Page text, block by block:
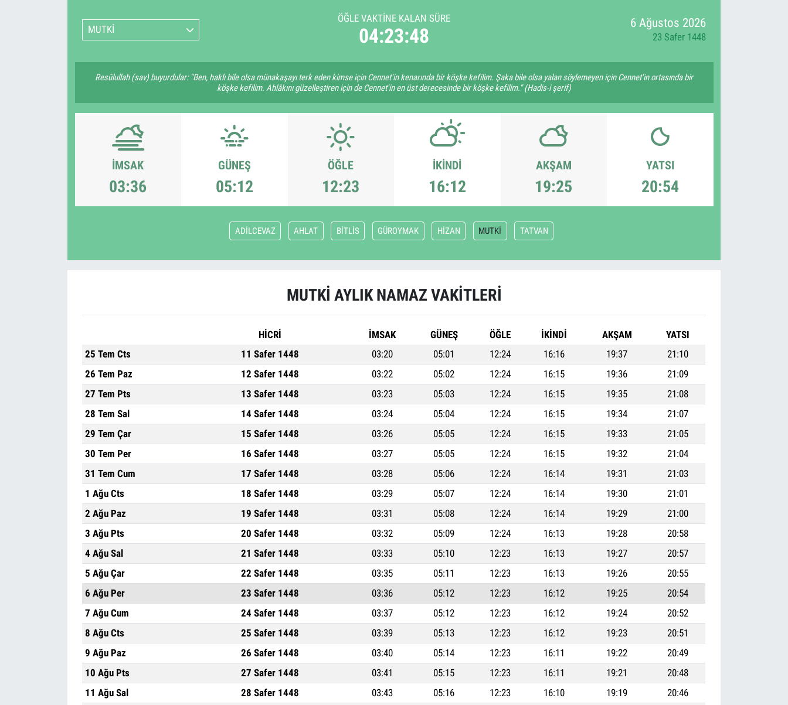
MUTKİ
ÖĞLE VAKTINE KALAN SÜRE
04:23:47
6 Ağustos 2026
23 Safer 1448
Resûlullah (sav) buyurdular: "Ben, haklı bile olsa münakaşayı terk eden kimse için Cennet'in kenarında bir köşke kefilim. Şaka bile olsa yalan söylemeyen için Cennet'in ortasında bir
köşke kefilim. Ahlâkını güzelleştiren için de Cennet'in en üst derecesinde bir köşke kefilim." (Hadis-i şerif)
İMSAK
03:36
GÜNEŞ
05:12
ÖĞLE
12:23
İKINDI
16:12
AKŞAM
19:25
YATSI
20:54
ADİLCEVAZ AHLAT BİTLİS GÜROYMAK HİZAN MUTKİ TATVAN
MUTKİ AYLIK NAMAZ VAKITLERI
HİCRİ İMSAK GÜNEŞ ÖĞLE İKINDI AKŞAM
YATSI
25 Tem Cts
11 Safer 1448 03:20 05:01 12:24 16:16 19:37
21:10
26 Tem Paz
12 Safer 1448 03:22 05:02 12:24 16:15 19:36
21:09
27 Tem Pts
13 Safer 1448 03:23 05:03 12:24 16:15 19:35
21:08
28 Tem Sal
14 Safer 1448 03:24 05:04 12:24 16:15 19:34
21:07
29 Tem Çar
15 Safer 1448 03:26 05:05 12:24 16:15 19:33
21:05
30 Tem Per
16 Safer 1448 03:27 05:05 12:24 16:15 19:32
21:04
31 Tem Cum
17 Safer 1448 03:28 05:06 12:24 16:14 19:31
21:03
1 Ağu Cts
18 Safer 1448 03:29 05:07 12:24 16:14 19:30
21:01
2 Ağu Paz
19 Safer 1448 03:31 05:08 12:24 16:14 19:29
21:00
3 Ağu Pts
20 Safer 1448 03:32 05:09 12:24 16:13 19:28
20:58
4 Ağu Sal
21 Safer 1448 03:33 05:10 12:23 16:13 19:27
20:57
5 Ağu Çar
22 Safer 1448 03:35 05:11 12:23 16:13 19:26
20:55
6 Ağu Per
23 Safer 1448 03:36 05:12 12:23 16:12 19:25
20:54
7 Ağu Cum
24 Safer 1448 03:37 05:12 12:23 16:12 19:24
20:52
8 Ağu Cts
25 Safer 1448 03:39 05:13 12:23 16:12 19:23
20:51
9 Ağu Paz
26 Safer 1448 03:40 05:14 12:23 16:11 19:22
20:49
10 Ağu Pts
27 Safer 1448 03:41 05:15 12:23 16:11 19:21
20:48
11 Ağu Sal
28 Safer 1448 03:43 05:16 12:23 16:10 19:19
20:46